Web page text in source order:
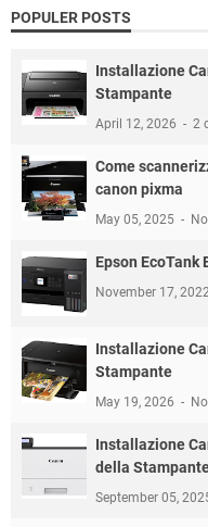
POPULER POSTS
Installazione
Stampante
April 12, 2026 2
Come
canon pixma
May 05, 2025
Epson EcoTank
November 17,
Installazione
Stampante
May 19, 2026
Installazione
della
September 05,